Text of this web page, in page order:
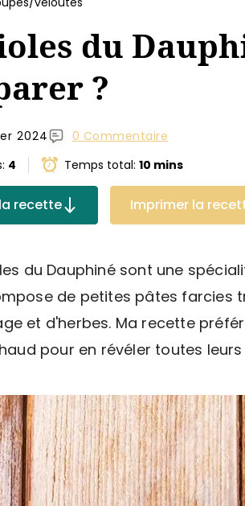
du
?
2024
0 Commentaire
4 Temps total: 10 mins
recette Imprimer la
du Dauphiné sont une
de petites pâtes farcies
et d'herbes. Ma recette
pour en révéler toutes leurs